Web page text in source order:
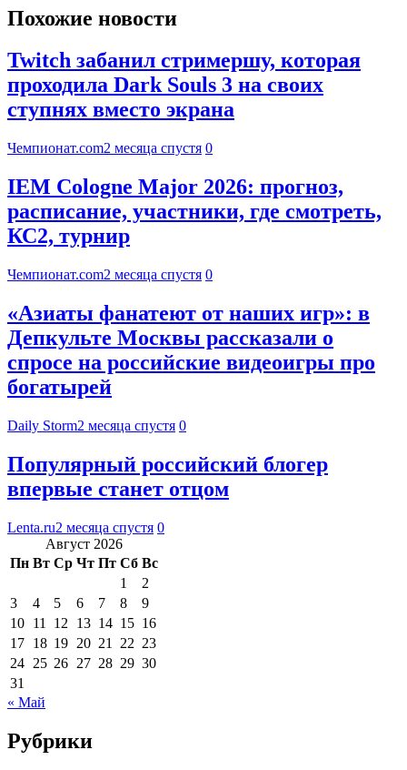
Похожие новости
Twitch забанил стримершу, которая
проходила Dark Souls 3 на своих
ступнях вместо экрана
Чемпионат.com2 месяца спустя 0
IEM Cologne Major 2026: прогноз,
расписание, участники, где смотреть,
КС2, турнир
Чемпионат.com2 месяца спустя 0
«Азиаты фанатеют от наших игр»: в
Депкульте Москвы рассказали о
спросе на российские видеоигры про
богатырей
Daily Storm2 месяца спустя 0
Популярный российский блогер
впервые станет отцом
Lenta.ru2 месяца спустя 0
Август 2026
Пн Вт Ср Чт Пт Сб Вс
1
2
3
4 5 6 7 8
9
10 11 12 13 14 15 16
17 18 19 20 21 22 23
24 25 26 27 28 29 30
31
« Май
Рубрики